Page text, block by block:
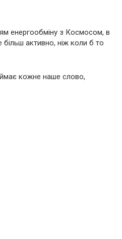
енергообміну з Космосом, в
більш активно, ніж коли б то
кожне наше слово,